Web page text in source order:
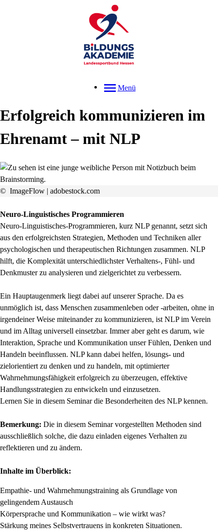
Menü
Erfolgreich kommunizieren im
Ehrenamt – mit NLP
© ImageFlow | adobestock.com
Neuro-Linguistisches Programmieren
Neuro-Linguistisches-Programmieren, kurz NLP genannt, setzt sich
aus den erfolgreichsten Strategien, Methoden und Techniken aller
psychologischen und therapeutischen Richtungen zusammen. NLP
hilft, die Komplexität unterschiedlichster Verhaltens-, Fühl- und
Denkmuster zu analysieren und zielgerichtet zu verbessern.
Ein Hauptaugenmerk liegt dabei auf unserer Sprache. Da es
unmöglich ist, dass Menschen zusammenleben oder -arbeiten, ohne in
irgendeiner Weise miteinander zu kommunizieren, ist NLP im Verein
und im Alltag universell einsetzbar. Immer aber geht es darum, wie
Interaktion, Sprache und Kommunikation unser Fühlen, Denken und
Handeln beeinflussen. NLP kann dabei helfen, lösungs- und
zielorientiert zu denken und zu handeln, mit optimierter
Wahrnehmungsfähigkeit erfolgreich zu überzeugen, effektive
Handlungsstrategien zu entwickeln und einzusetzen.
Lernen Sie in diesem Seminar die Besonderheiten des NLP kennen.
Bemerkung: Die in diesem Seminar vorgestellten Methoden sind
ausschließlich solche, die dazu einladen eigenes Verhalten zu
reflektieren und zu ändern.
Inhalte im Überblick:
Empathie- und Wahrnehmungstraining als Grundlage von
gelingendem Austausch
Körpersprache und Kommunikation – wie wirkt was?
Stärkung meines Selbstvertrauens in konkreten Situationen.